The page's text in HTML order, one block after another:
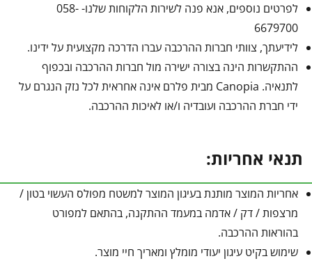
לפרטים נוספים, אנא פנה לשירות הלקוחות שלנו- 058-
6679700
לידיעתך, צוותי חברות ההרכבה עברו הדרכה מקצועית על ידינו.
ההתקשרות הינה בצורה ישירה מול חברות ההרכבה ובכפוף
לתנאיה. Canopia מבית פלרם אינה אחראית לכל נזק הנגרם על
ידי חברת ההרכבה ועובדיה ו/או לאיכות ההרכבה.
תנאי אחריות:
אחריות המוצר מותנת בעיגון המוצר למשטח מפולס העשוי בטון /
מרצפות / דק / אדמה במעמד ההתקנה, בהתאם למפורט
בהוראות ההרכבה.
שימוש בקיט עיגון יעודי מומלץ ומאריך חיי מוצר.